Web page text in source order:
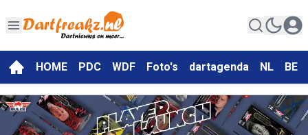
HOME PDC WDF Foto's dartagenda NL BE